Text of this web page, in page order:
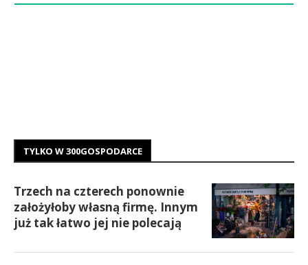
TYLKO W 300GOSPODARCE
Trzech na czterech ponownie
założyłoby własną firmę. Innym
już tak łatwo jej nie polecają